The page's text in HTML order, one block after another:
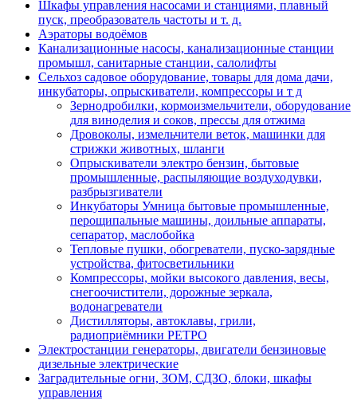
Шкафы управления насосами и станциями, плавный
пуск, преобразователь частоты и т. д.
Аэраторы водоёмов
Канализационные насосы, канализационные станции
промышл, санитарные станции, салолифты
Сельхоз садовое оборудование, товары для дома дачи,
инкубаторы, опрыскиватели, компрессоры и т д
Зернодробилки, кормоизмельчители, оборудование
для виноделия и соков, прессы для отжима
Дровоколы, измельчители веток, машинки для
стрижки животных, шланги
Опрыскиватели электро бензин, бытовые
промышленные, распыляющие воздуходувки,
разбрызгиватели
Инкубаторы Умница бытовые промышленные,
перощипальные машины, доильные аппараты,
сепаратор, маслобойка
Тепловые пушки, обогреватели, пуско-зарядные
устройства, фитосветильники
Компрессоры, мойки высокого давления, весы,
снегоочистители, дорожные зеркала,
водонагреватели
Дистилляторы, автоклавы, грили,
радиоприёмники РЕТРО
Электростанции генераторы, двигатели бензиновые
дизельные электрические
Заградительные огни, ЗОМ, СДЗО, блоки, шкафы
управления